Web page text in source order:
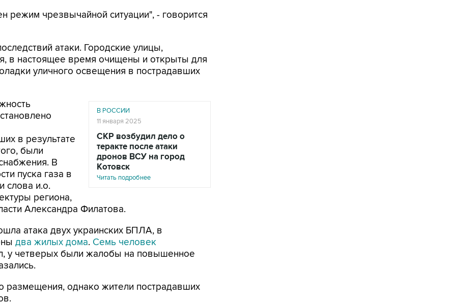
режим чрезвычайной ситуации", - говорится
атаки. Городские улицы,
в настоящее время очищены и открыты для
уличного освещения в пострадавших
В РОССИИ
11 января 2025
СКР возбудил дело о
теракте после атаки
дронов ВСУ на город
Котовск
Читать подробнее
в результате
были
В
пуска газа в
слова и.о.
региона,
Александра Филатова.
атака двух украинских БПЛА, в
два жилых дома. Семь человек
у четверых были жалобы на повышенное
размещения, однако жители пострадавших